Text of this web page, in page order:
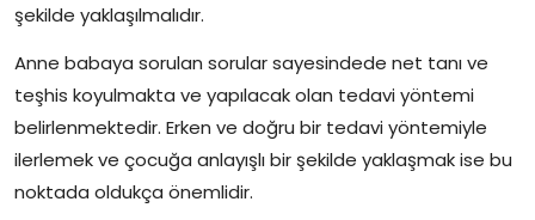
şekilde yaklaşılmalıdır.
Anne babaya sorulan sorular sayesindede net tanı ve
teşhis koyulmakta ve yapılacak olan tedavi yöntemi
belirlenmektedir. Erken ve doğru bir tedavi yöntemiyle
ilerlemek ve çocuğa anlayışlı bir şekilde yaklaşmak ise bu
noktada oldukça önemlidir.